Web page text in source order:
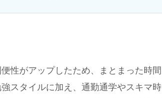
性がアップしたため、まとまった時間
スタイルに加え、通勤通学やスキマ時